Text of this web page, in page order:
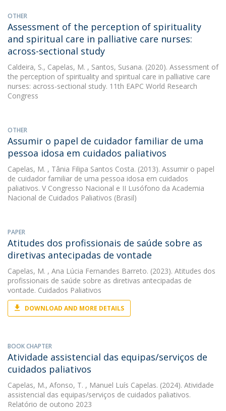
OTHER
Assessment of the perception of spirituality
and spiritual care in palliative care nurses:
across-sectional study
Caldeira, S., Capelas, M. , Santos, Susana. (2020). Assessment of
the perception of spirituality and spiritual care in palliative care
nurses: across-sectional study. 11th EAPC World Research
Congress
OTHER
Assumir o papel de cuidador familiar de uma
pessoa idosa em cuidados paliativos
Capelas, M. , Tânia Filipa Santos Costa. (2013). Assumir o papel
de cuidador familiar de uma pessoa idosa em cuidados
paliativos. V Congresso Nacional e II Lusófono da Academia
Nacional de Cuidados Paliativos (Brasil)
PAPER
Atitudes dos profissionais de saúde sobre as
diretivas antecipadas de vontade
Capelas, M. , Ana Lúcia Fernandes Barreto. (2023). Atitudes dos
profissionais de saúde sobre as diretivas antecipadas de
vontade. Cuidados Paliativos
DOWNLOAD AND MORE DETAILS
BOOK CHAPTER
Atividade assistencial das equipas/serviços de
cuidados paliativos
Capelas, M., Afonso, T. , Manuel Luís Capelas. (2024). Atividade
assistencial das equipas/serviços de cuidados paliativos.
Relatório de outono 2023